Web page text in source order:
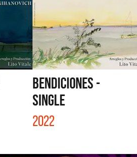
BENDICIONES -
SINGLE
2022